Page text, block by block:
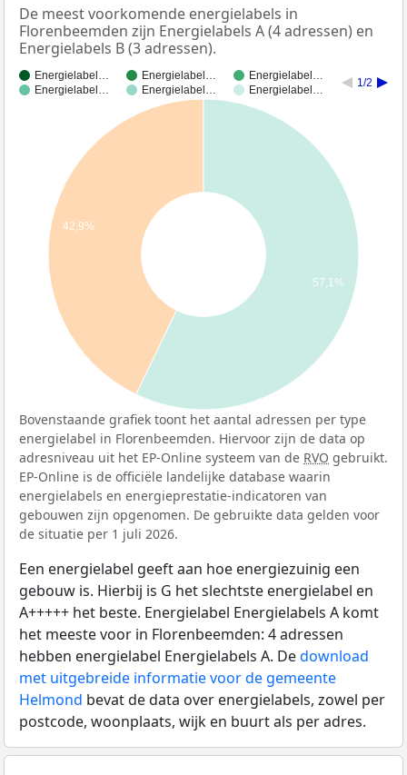
De meest voorkomende energielabels in
Florenbeemden zijn Energielabels A (4 adressen) en
Energielabels B (3 adressen).
Energielabel… Energielabel…
Energielabel…
Energielabel…
Energielabel… Energielabel…
1/2
42,9%
57,1%
Bovenstaande grafiek toont het aantal adressen per type
energielabel in Florenbeemden. Hiervoor zijn de data op
adresniveau uit het EP-Online systeem van de RVO gebruikt.
EP-Online is de officiële landelijke database waarin
energielabels en energieprestatie-indicatoren van
gebouwen zijn opgenomen. De gebruikte data gelden voor
de situatie per 1 juli 2026.
Een energielabel geeft aan hoe energiezuinig een
gebouw is. Hierbij is G het slechtste energielabel en
A+++++ het beste. Energielabel Energielabels A komt
het meeste voor in Florenbeemden: 4 adressen
hebben energielabel Energielabels A. Dedownload
met uitgebreide informatie voor de gemeente
Helmond bevat de data over energielabels, zowel per
postcode, woonplaats, wijk en buurt als per adres.